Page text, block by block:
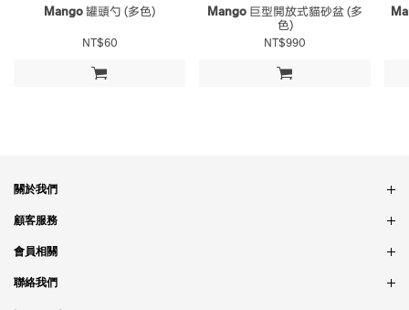
加入購物車
Mango罐頭勺 (多色)
NT$60
加入購物車
Mango
色)
NT$990
關於我們
品牌故事
銷售據點
隱私政策
顧客服務
訂單問題
付款問題
配送問題
會員相關
會員制度
聯絡我們